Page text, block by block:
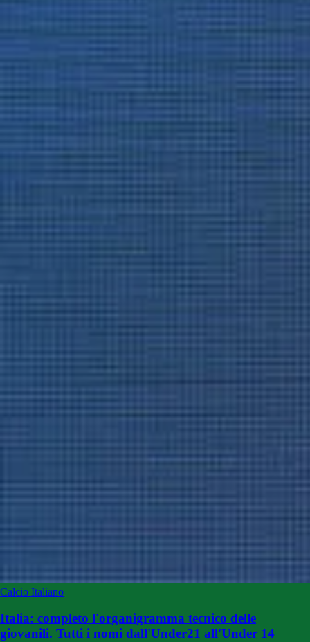
Calcio Italiano
Italia: completo l'organigramma tecnico delle
giovanili. Tutti i nomi dall'Under21 all'Under 14